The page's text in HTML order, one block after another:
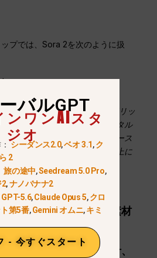
プでは、Sora 2を次のように扱
級腕時計を360度回転撮影。ポリッ
を反射し、サファイアクリスタル
ントが輝く。ブラックのレザース
かかったダークグラナイトの上に
している。”
メラアングル＋照明＋素材
テク製品、自動車、時計、
バルGPT
ンワンAIスタ
ジオ
：シーダンス2.0,ベオ 3.1,ク
2
旅の途中,Seedream 5.0 Pro,
2,ナノバナナ2
GPT-5.6,Claude Opus 5,クロ
第5番,Gemini オムニ,キミ
- 今すぐスタート